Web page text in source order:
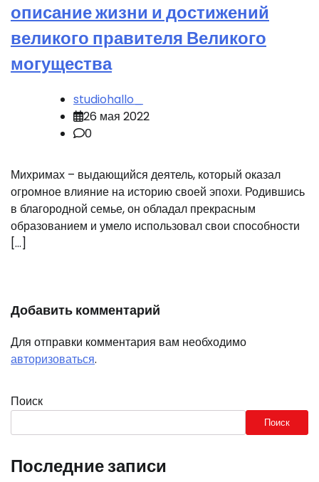
описание жизни и достижений
великого правителя Великого
могущества
studiohallo_
26 мая 2022
0
Михримах – выдающийся деятель, который оказал
огромное влияние на историю своей эпохи. Родившись
в благородной семье, он обладал прекрасным
образованием и умело использовал свои способности
[…]
Добавить комментарий
Для отправки комментария вам необходимо
авторизоваться.
Поиск
Поиск
Последние записи